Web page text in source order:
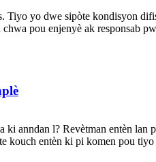
yo dwe sipòte kondisyon
pou enjenyè ak responsab
anndan l? Revètman entèn
kouch entèn ki pi komen pou